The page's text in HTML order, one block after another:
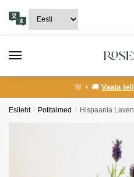
navigation
content
🌸 + 🚚 Vaata
Esileht / Potitaimed / Hispaania